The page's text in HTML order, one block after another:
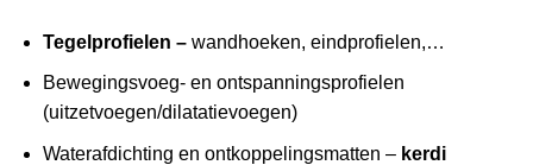
Tegelprofielen – wandhoeken, eindprofielen,…
Bewegingsvoeg- en ontspanningsprofielen
(uitzetvoegen/dilatatievoegen)
Waterafdichting en ontkoppelingsmatten – kerdi